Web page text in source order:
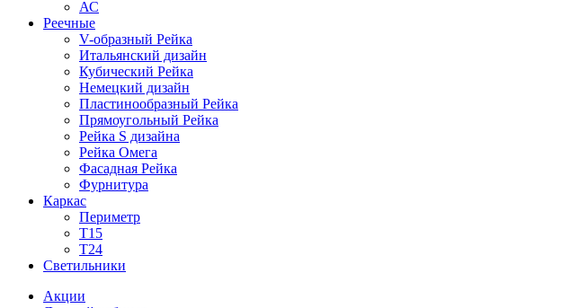
АС
Реечные
V-образный Рейка
Итальянский дизайн
Кубический Рейка
Немецкий дизайн
Пластинообразный Рейка
Прямоугольный Рейка
Рейка S дизайна
Рейка Омега
Фасадная Рейка
Фурнитура
Каркас
Периметр
Т15
Т24
Светильники
Акции